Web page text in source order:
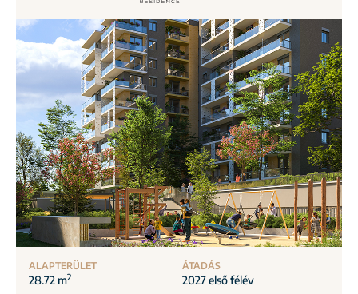
ALAPTERÜLET
28.72 m2
ÁTADÁS
2027 első félév